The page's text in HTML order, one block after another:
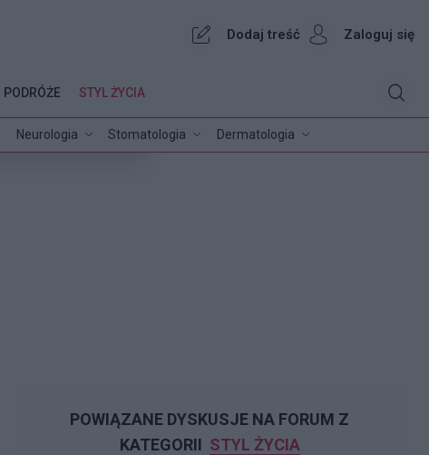
Dodaj treść Zaloguj się
Neurologia Stomatologia Dermatologia
PODRÓŻE STYL ŻYCIA
POWIĄZANE DYSKUSJE NA FORUM Z
KATEGORII STYL ŻYCIA